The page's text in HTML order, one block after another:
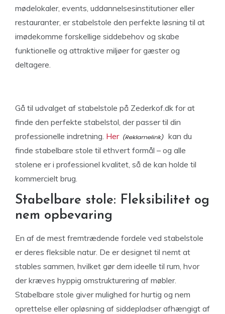
mødelokaler, events, uddannelsesinstitutioner eller
restauranter, er stabelstole den perfekte løsning til at
imødekomme forskellige siddebehov og skabe
funktionelle og attraktive miljøer for gæster og
deltagere.
Gå til udvalget af stabelstole på Zederkof.dk for at
finde den perfekte stabelstol, der passer til din
professionelle indretning. Her
kan du
finde stabelbare stole til ethvert formål – og alle
stolene er i professionel kvalitet, så de kan holde til
kommercielt brug.
Stabelbare stole: Fleksibilitet og
nem opbevaring
En af de mest fremtrædende fordele ved stabelstole
er deres fleksible natur. De er designet til nemt at
stables sammen, hvilket gør dem ideelle til rum, hvor
der kræves hyppig omstrukturering af møbler.
Stabelbare stole giver mulighed for hurtig og nem
oprettelse eller opløsning af siddepladser afhængigt af